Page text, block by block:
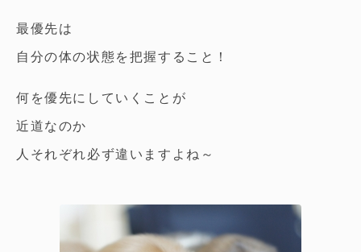
最優先は
自分の体の状態を把握すること！
何を優先にしていくことが
近道なのか
人それぞれ必ず違いますよね～